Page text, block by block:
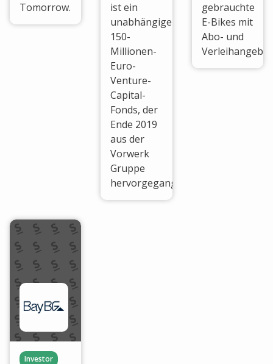
Tomorrow.
ist ein
unabhängiger
150-
Millionen-
Euro-
Venture-
Capital-
Fonds, der
Ende 2019
aus der
Vorwerk
Gruppe
hervorgegangen.
gebrauchte
E-Bikes mit
Abo- und
Investor